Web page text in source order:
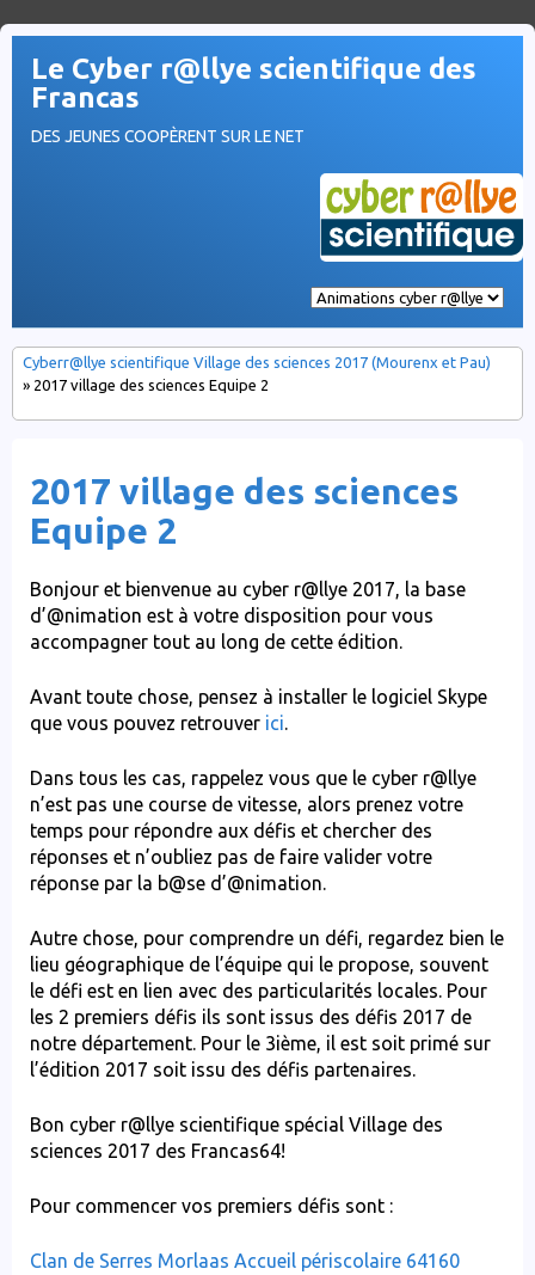
Le Cyber r@llye scientifique des
Francas
DES JEUNES COOPÈRENT SUR LE NET
Cyberr@llye scientifique Village des sciences 2017 (Mourenx et Pau)
» 2017 village des sciences Equipe 2
2017 village des sciences
Equipe 2
Bonjour et bienvenue au cyber r@llye 2017, la base
d’@nimation est à votre disposition pour vous
accompagner tout au long de cette édition.
Avant toute chose, pensez à installer le logiciel Skype
que vous pouvez retrouver ici.
Dans tous les cas, rappelez vous que le cyber r@llye
n’est pas une course de vitesse, alors prenez votre
temps pour répondre aux défis et chercher des
réponses et n’oubliez pas de faire valider votre
réponse par la b@se d’@nimation.
Autre chose, pour comprendre un défi, regardez bien le
lieu géographique de l’équipe qui le propose, souvent
le défi est en lien avec des particularités locales. Pour
les 2 premiers défis ils sont issus des défis 2017 de
notre département. Pour le 3ième, il est soit primé sur
l’édition 2017 soit issu des défis partenaires.
Bon cyber r@llye scientifique spécial Village des
sciences 2017 des Francas64!
Pour commencer vos premiers défis sont :
Clan de Serres Morlaas Accueil périscolaire 64160